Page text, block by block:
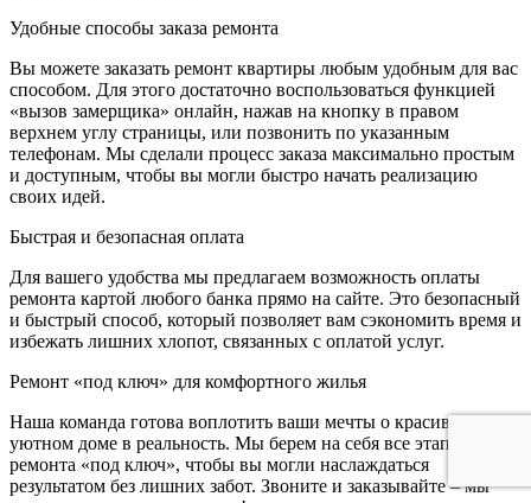
Удобные способы заказа ремонта
Вы можете заказать ремонт квартиры любым удобным для вас
способом. Для этого достаточно воспользоваться функцией
«вызов замерщика» онлайн, нажав на кнопку в правом
верхнем углу страницы, или позвонить по указанным
телефонам. Мы сделали процесс заказа максимально простым
и доступным, чтобы вы могли быстро начать реализацию
своих идей.
Быстрая и безопасная оплата
Для вашего удобства мы предлагаем возможность оплаты
ремонта картой любого банка прямо на сайте. Это безопасный
и быстрый способ, который позволяет вам сэкономить время и
избежать лишних хлопот, связанных с оплатой услуг.
Ремонт «под ключ» для комфортного жилья
Наша команда готова воплотить ваши мечты о красивом и
уютном доме в реальность. Мы берем на себя все этапы
ремонта «под ключ», чтобы вы могли наслаждаться
результатом без лишних забот. Звоните и заказывайте – мы